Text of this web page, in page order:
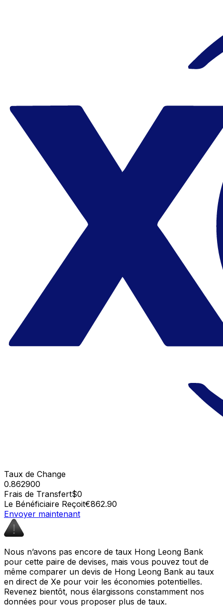
Taux de Change
0.862900
Frais de Transfert$0
Le Bénéficiaire Reçoit€862.90
Envoyer maintenant
Nous n’avons pas encore de taux Hong Leong Bank
pour cette paire de devises, mais vous pouvez tout de
même comparer un devis de Hong Leong Bank au taux
en direct de Xe pour voir les économies potentielles.
Revenez bientôt, nous élargissons constamment nos
données pour vous proposer plus de taux.